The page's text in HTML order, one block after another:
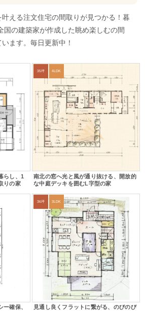
叶える注文住宅の間取りが見つかる！暮
国の建築家が作成した眺め楽しむの間
ます。毎日更新中！
らし、1
りの家
35坪 4LDK
南北の窓へ光と風が通り抜ける、開放的
な中庭デッキを囲むL字型の家
ー確保、
36坪 3LDK
見通し良くフラットに繋がる、のびのび